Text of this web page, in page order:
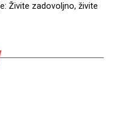
Živite zadovoljno, živite